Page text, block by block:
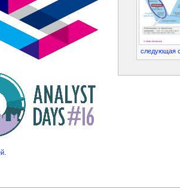
.
следующая